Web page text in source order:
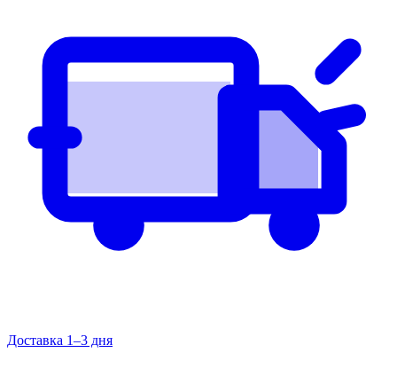
Доставка 1–3 дня